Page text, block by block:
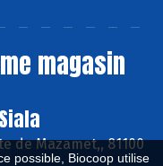
possible, Biocoop utilise
magasin
de Mazamet,, 81100